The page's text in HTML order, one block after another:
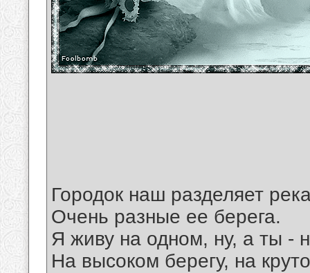
Городок наш разделяет
Очень разные ее берега.
Я живу на одном, ну, а ты -
На высоком берегу, на